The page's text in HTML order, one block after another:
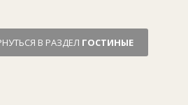
В РАЗДЕЛ ГОСТИНЫЕ